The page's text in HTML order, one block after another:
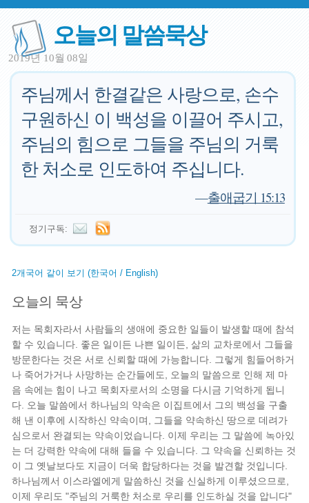
오늘의 말씀묵상
2019년 10월 08일
주님께서 한결같은 사랑으로, 손수
구원하신 이 백성을 이끌어 주시고,
주님의 힘으로 그들을 주님의 거룩
한 처소로 인도하여 주십니다.
—출애굽기 15:13
정기구독:
2개국어 같이 보기 (한국어 / English)
오늘의 묵상
저는 목회자라서 사람들의 생애에 중요한 일들이 발생할 때에 참석
할 수 있습니다. 좋은 일이든 나쁜 일이든, 삶의 교차로에서 그들을
방문한다는 것은 서로 신뢰할 때에 가능합니다. 그렇게 힘들어하거
나 죽어가거나 사망하는 순간들에도, 오늘의 말씀으로 인해 제 마
음 속에는 힘이 나고 목회자로서의 소명을 다시금 기억하게 됩니
다. 오늘 말씀에서 하나님의 약속은 이집트에서 그의 백성을 구출
해 낸 이후에 시작하신 약속이며, 그들을 약속하신 땅으로 데려가
심으로서 완결되는 약속이었습니다. 이제 우리는 그 말씀에 녹아있
는 더 강력한 약속에 대해 들을 수 있습니다. 그 약속을 신뢰하는 것
이 그 옛날보다도 지금이 더욱 합당하다는 것을 발견할 것입니다.
하나님께서 이스라엘에게 말씀하신 것을 신실하게 이루셨으므로,
이제 우리도 "주님의 거룩한 처소로 우리를 인도하실 것을 압니다"